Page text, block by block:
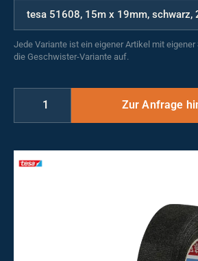
Jede Variante ist ein eigener Artikel mit
die Geschwister-Variante auf.